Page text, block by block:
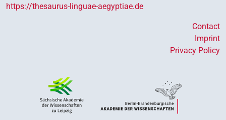
https://thesaurus-linguae-aegyptiae.de
Contact
Imprint
Privacy Policy